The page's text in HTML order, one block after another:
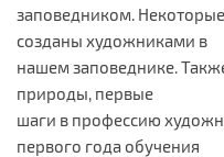
заповедником.
созданы художниками в
нашем заповеднике.
природы, первые
шаги в профессию
первого года обучения